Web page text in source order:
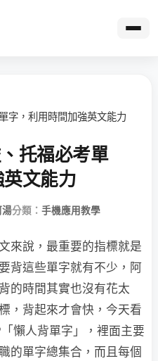
字，利用時間加強英文能力
托福必考單
文能力
湯分類： 手機應用教學
來說，最重要的指標就是
背這些單字就有不少，阿
的時間其實也沒有花太
，背起來才會快，今天看
懶人背單字」，裡面主要
的單字總集合，而且每個